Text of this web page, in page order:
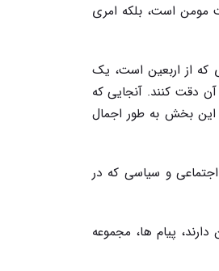
مومن است، بلکه امری
که از اربعین است، یک
دقت کنند. آنجایی که
این بخش به طور اجمال
و سیاسی که در
پیام ها، مجموعه